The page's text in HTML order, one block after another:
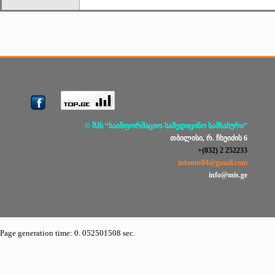
© შპს “საინფორმაციო-სამედიცინო სამსახური”
თბილისი, რ. ჩხეიძის 6
+(032) 2 252233
infomis04@gmail.com
info@mis.ge
Page generation time: 0. 052501508 sec.